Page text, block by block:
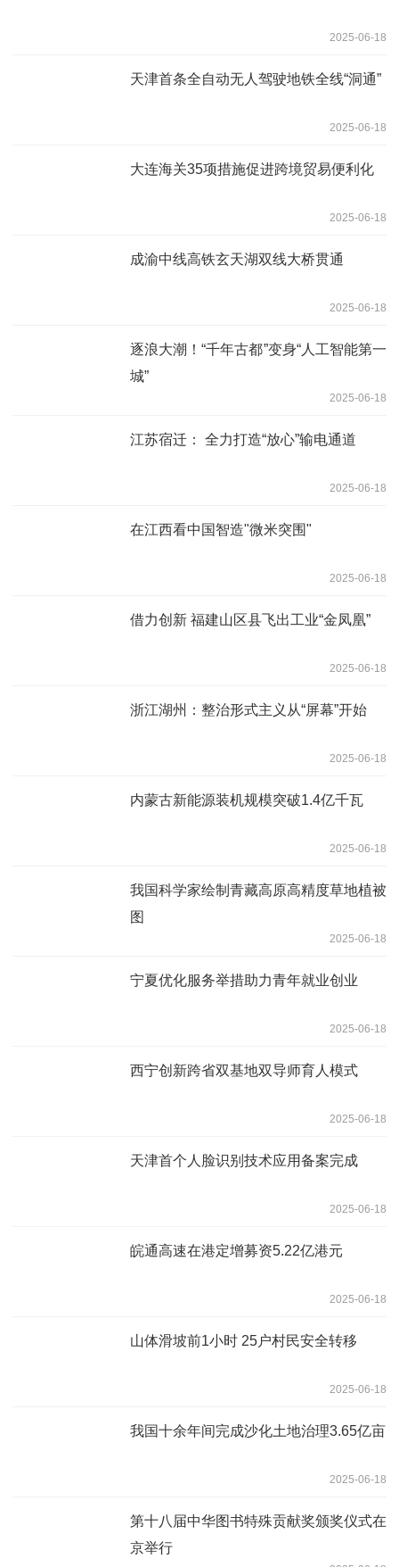
2025-06-18
天津首条全自动无人驾驶地铁全线“洞通”
2025-06-18
大连海关35项措施促进跨境贸易便利化
2025-06-18
成渝中线高铁玄天湖双线大桥贯通
2025-06-18
逐浪大潮！“千年古都”变身“人工智能第一
城”
2025-06-18
江苏宿迁： 全力打造“放心”输电通道
2025-06-18
在江西看中国智造"微米突围"
2025-06-18
借力创新 福建山区县飞出工业“金凤凰”
2025-06-18
浙江湖州：整治形式主义从“屏幕”开始
2025-06-18
内蒙古新能源装机规模突破1.4亿千瓦
2025-06-18
我国科学家绘制青藏高原高精度草地植被
图
2025-06-18
宁夏优化服务举措助力青年就业创业
2025-06-18
西宁创新跨省双基地双导师育人模式
2025-06-18
天津首个人脸识别技术应用备案完成
2025-06-18
皖通高速在港定增募资5.22亿港元
2025-06-18
山体滑坡前1小时 25户村民安全转移
2025-06-18
我国十余年间完成沙化土地治理3.65亿亩
2025-06-18
第十八届中华图书特殊贡献奖颁奖仪式在
京举行